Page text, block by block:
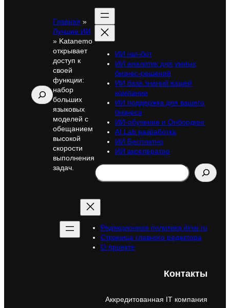
Поиск
Главная »
Лучшие ИИ
» Katanemo
открывает
доступ к
своей
функции:
набор
больших
языковых
моделей с
обещанием
высокой
скорости
выполнения
задач.
ИИ чат-бот
ИИ аналитик для умных
бизнес-решений
ИИ база знаний вашей
компании
ИИ поддержка для вашего
бизнеса
ИИ-обучение и Онбординг
AI Lab разработка
ИИ Бесплатно
ИИ акселератор
Search
Редакционная политика itinai.ru
Страница главного редактора
О проекте
Контакты
Аккредитованная IT компания